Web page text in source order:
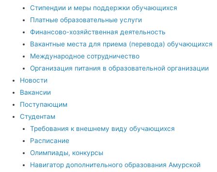
Стипендии и меры поддержки обучающихся
Платные образовательные услуги
Финансово-хозяйственная деятельность
Вакантные места для приема (перевода) обучающихся
Международное сотрудничество
Организация питания в образовательной организации
Новости
Вакансии
Поступающим
Студентам
Требования к внешнему виду обучающихся
Расписание
Олимпиады, конкурсы
Навигатор дополнительного образования Амурской